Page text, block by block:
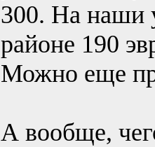
300. На наши
районе 190
Можно еще
А вообще,